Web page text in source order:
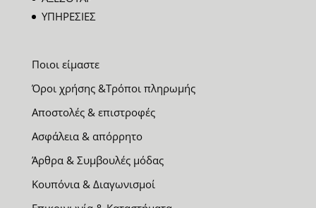
ΥΠΗΡΕΣΙΕΣ
Ποιοι είμαστε
Όροι χρήσης &Τρόποι πληρωμής
Αποστολές & επιστροφές
Ασφάλεια & απόρρητο
Άρθρα & Συμβουλές μόδας
Κουπόνια & Διαγωνισμοί